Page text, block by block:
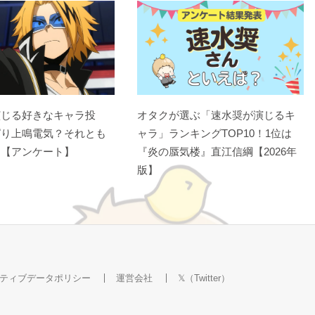
る好きなキャラ投
上鳴電気？それとも
アンケート】
オタクが選ぶ「速水奨が演じるキ
ャラ」ランキングTOP10！1位は
『炎の蜃気楼』直江信綱【2026年
版】
ィブデータポリシー 運営会社 𝕏（Twitter）